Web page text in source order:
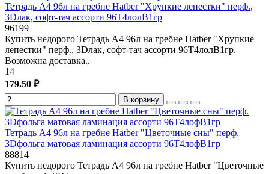
Тетрадь А4 96л на гребне Hatber "Хрупкие лепестки" перф.,
3Dлак, софт-тач ассорти 96Т4лолВ1гр
96199
Купить недорого Тетрадь А4 96л на гребне Hatber "Хрупкие
лепестки" перф., 3Dлак, софт-тач ассорти 96Т4лолВ1гр.
Возможна доставка..
14
179.50 ₽
В корзину
Тетрадь А4 96л на гребне Hatber "Цветочные сны" перф.
3Dфольга матовая ламинация ассорти 96Т4лофВ1гр
88814
Купить недорого Тетрадь А4 96л на гребне Hatber "Цветочные